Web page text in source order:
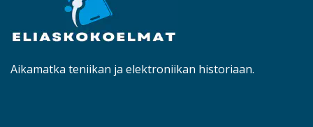
Aikamatka teniikan ja elektroniikan historiaan.